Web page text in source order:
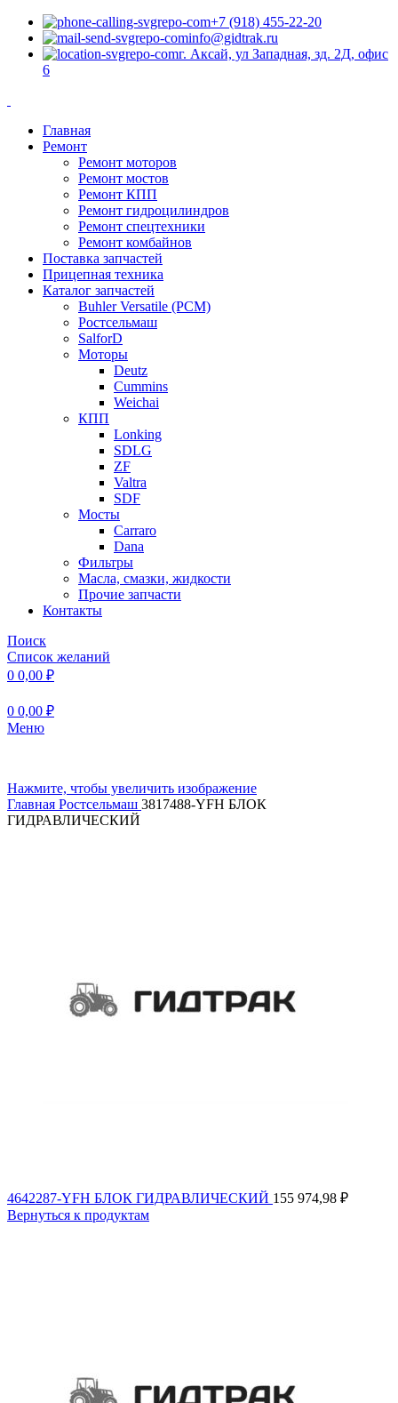
+7 (918) 455-22-20
info@gidtrak.ru
г. Аксай, ул Западная, зд. 2Д, офис
6
Главная
Ремонт
Ремонт моторов
Ремонт мостов
Ремонт КПП
Ремонт гидроцилиндров
Ремонт спецтехники
Ремонт комбайнов
Поставка запчастей
Прицепная техника
Каталог запчастей
Buhler Versatile (РСМ)
Ростсельмаш
SalforD
Моторы
Deutz
Cummins
Weichai
КПП
Lonking
SDLG
ZF
Valtra
SDF
Мосты
Carraro
Dana
Фильтры
Масла, смазки, жидкости
Прочие запчасти
Контакты
Поиск
Список желаний
0 0,00 ₽
0 0,00 ₽
Меню
Нажмите, чтобы увеличить изображение
Главная Ростсельмаш 3817488-YFH БЛОК
ГИДРАВЛИЧЕСКИЙ
4642287-YFH БЛОК ГИДРАВЛИЧЕСКИЙ 155 974,98 ₽
Вернуться к продуктам